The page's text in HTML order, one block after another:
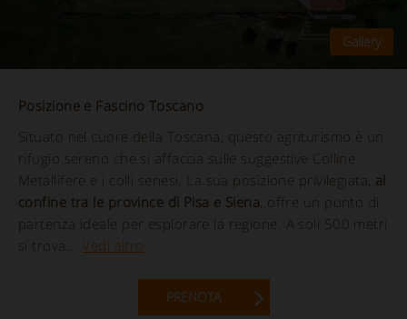
Posizione e Fascino Toscano
Situato nel cuore della Toscana, questo agriturismo è un
rifugio sereno che si affaccia sulle suggestive Colline
Metallifere e i colli senesi. La sua posizione privilegiata, al
confine tra le province di Pisa e Siena , offre un punto di
partenza ideale per esplorare la regione. A soli 500 metri
si trova... Vedi altro
PRENOTA